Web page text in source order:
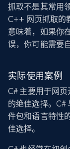
抓取不是其常用
C++ 网页抓取的
意味着，如果你
误，你可能需要
实际使用案例
C# 主要用于网
的绝佳选择。C#
件包和语言特性
佳选择。